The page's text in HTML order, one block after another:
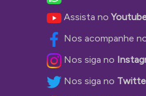
Assista no
Nos acompanhe
Nos siga no
Nos siga no